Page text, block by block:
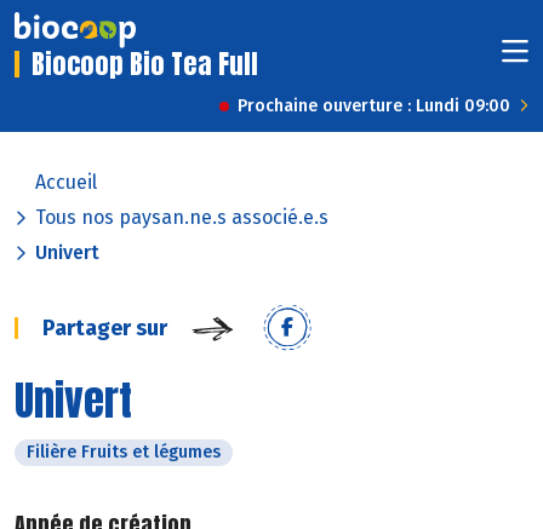
Biocoop Bio Tea Full
Prochaine ouverture : Lundi 09:00
Accueil
Tous nos paysan.ne.s associé.e.s
Univert
Partager sur
Univert
Filière Fruits et légumes